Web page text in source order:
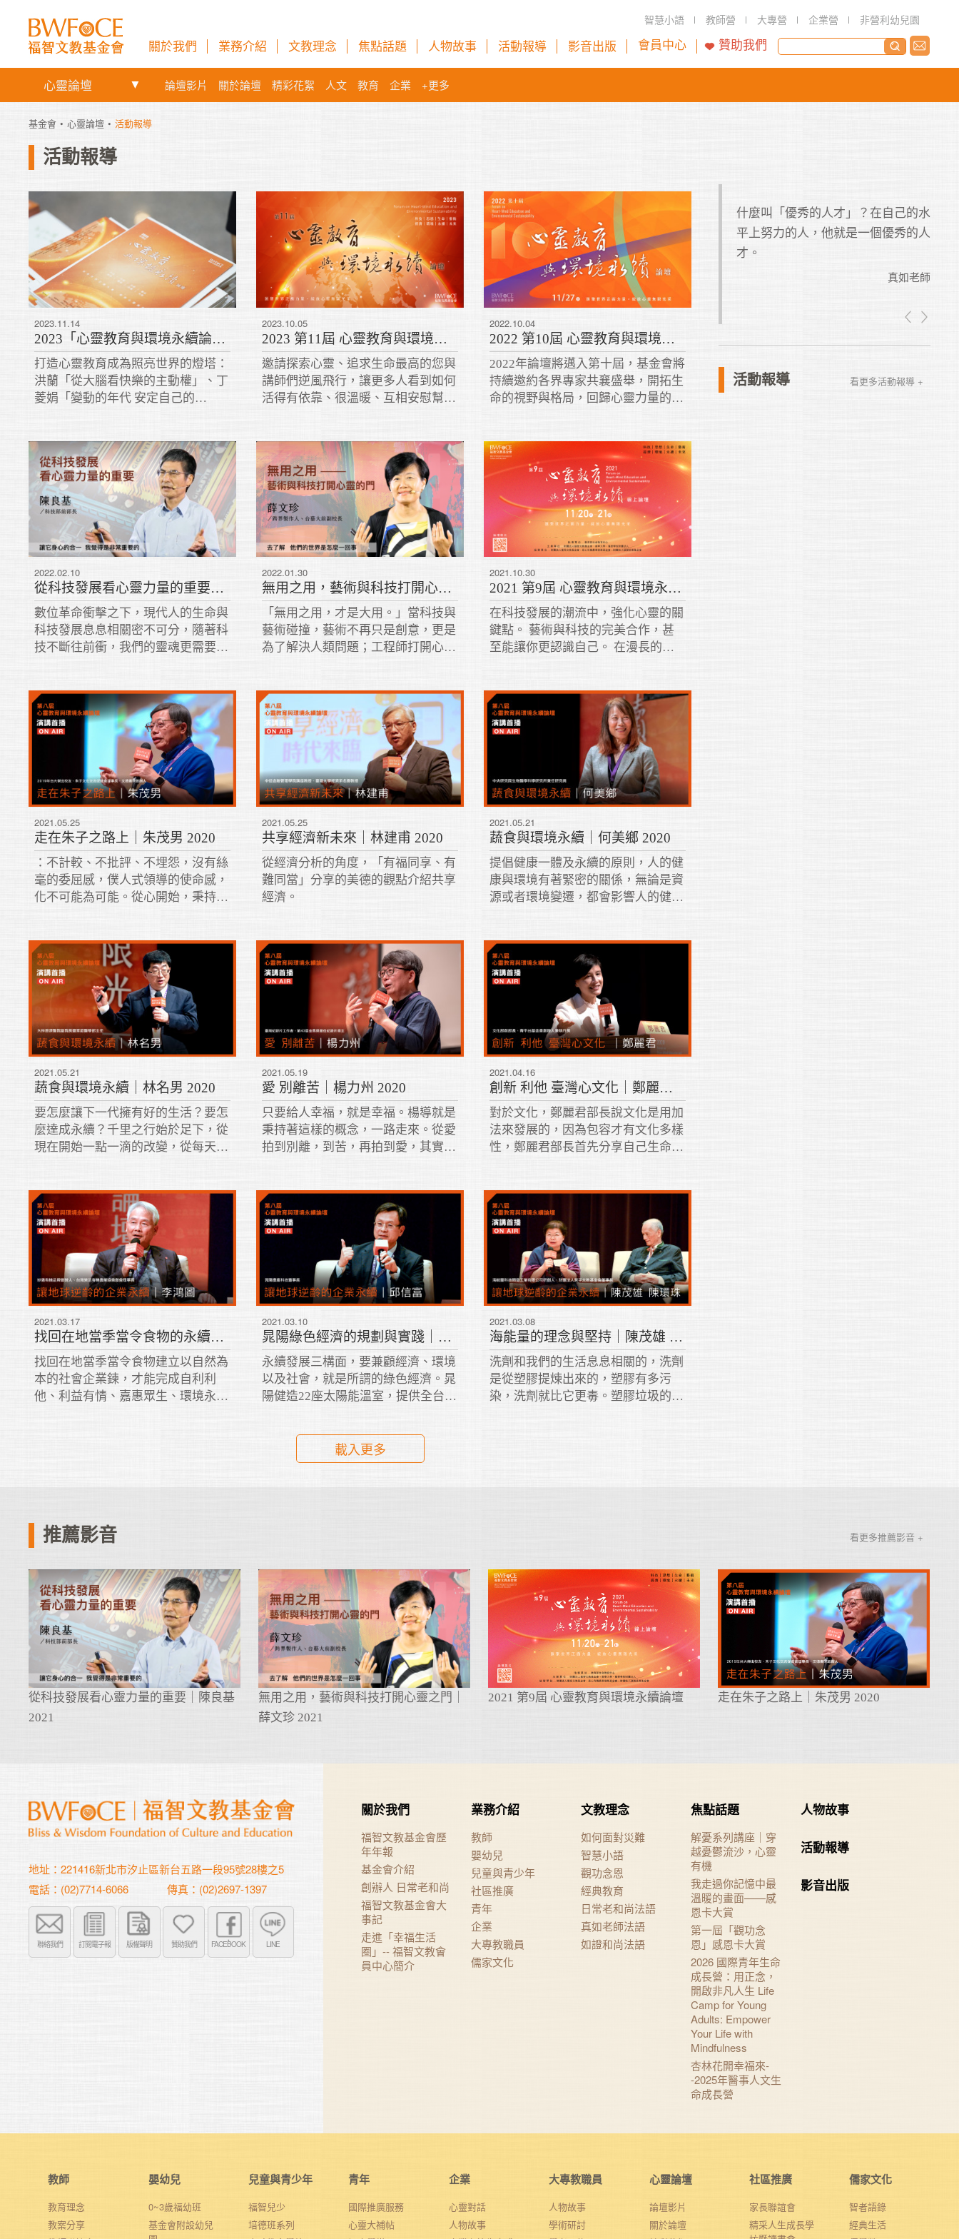
智慧小語 教師營 大專營 企業營 非營利幼兒園
關於我們 業務介紹 文教理念 焦點話題 人物故事 活動報導 影音出版 會員中心 贊助我們
心靈論壇 論壇影片 關於論壇 精彩花絮 人文 教育 企業 +更多
基金會 心靈論壇 活動報導
活動報導
2023.11.14
2023「心靈教育與環境永續論壇」 打造心靈教育成為照亮世界的燈塔
打造心靈教育成為照亮世界的燈塔：
洪蘭「從大腦看快樂的主動權」、丁
菱娟「變動的年代 安定自己的
來幸福」。
2023.10.05
2023 第11屆 心靈教育與環境永續論壇
邀請探索心靈、追求生命最高的您與
講師們逆風飛行，讓更多人看到如何
活得有依靠、很溫暖、互相安慰幫
2022.10.04
2022 第10屆 心靈教育與環境永續論壇
2022年論壇將邁入第十屆，基金會將
持續邀約各界專家共襄盛舉，開拓生
命的視野與格局，回歸心靈力量的探
2022.02.10
從科技發展看心靈力量的重要｜陳良基 2021
數位革命衝擊之下，現代人的生命與
科技發展息息相關密不可分，隨著科
技不斷往前衝，我們的靈魂更需要深
2022.01.30
無用之用，藝術與科技打開心靈之門｜薛文珍 2021
「無用之用，才是大用。」當科技與
藝術碰撞，藝術不再只是創意，更是
為了解決人類問題；工程師打開心靈
2021.10.30
2021 第9屆 心靈教育與環境永續論壇
在科技發展的潮流中，強化心靈的關
鍵點。 藝術與科技的完美合作，甚
至能讓你更認識自己。 在漫長的生
的眼光看待你每個經濟行為。
2021.05.25
走在朱子之路上｜朱茂男 2020
：不計較、不批評、不埋怨，沒有絲
毫的委屈感，僕人式領導的使命感，
化不可能為可能。從心開始，秉持利
2021.05.25
共享經濟新未來｜林建甫 2020
從經濟分析的角度，「有福同享、有
難同當」分享的美德的觀點介紹共享
經濟。
2021.05.21
蔬食與環境永續｜何美鄉 2020
提倡健康一體及永續的原則，人的健
康與環境有著緊密的關係，無論是資
源或者環境變遷，都會影響人的健
2021.05.21
蔬食與環境永續｜林名男 2020
要怎麼讓下一代擁有好的生活？要怎
麼達成永續？千里之行始於足下，從
現在開始一點一滴的改變，從每天吃
多大。
2021.05.19
愛 別離苦｜楊力州 2020
只要給人幸福，就是幸福。楊導就是
秉持著這樣的概念，一路走來。從愛
拍到別離，到苦，再拍到愛，其實就
2021.04.16
創新 利他 臺灣心文化｜鄭麗君 2020
對於文化，鄭麗君部長說文化是用加
法來發展的，因為包容才有文化多樣
性，鄭麗君部長首先分享自己生命經
2021.03.17
找回在地當季當令食物的永續意涵｜李鴻圖 2020
找回在地當季當令食物建立以自然為
本的社會企業鍊，才能完成自利利
他、利益有情、嘉惠眾生、環境永
2021.03.10
晁陽綠色經濟的規劃與實踐｜邱信富 2020
永續發展三構面，要兼顧經濟、環境
以及社會，就是所謂的綠色經濟。晁
陽健造22座太陽能溫室，提供全台綠
2021.03.08
海能量的理念與堅持｜陳茂雄 陳環珠 2020
洗劑和我們的生活息息相關的，洗劑
是從塑膠提煉出來的，塑膠有多污
染，洗劑就比它更毒。塑膠垃圾的污
載入更多
當我們反省自心的時候，就會發現寬
恕。
什麼叫「優秀的人才」？在自己的水
平上努力的人，他就是一個優秀的人
才。
真如老師
在總
嚇一
活動報導 看更多活動報導 +
推薦影音 看更多推薦影音 +
從科技發展看心靈力量的重要｜陳良基
2021
無用之用，藝術與科技打開心靈之門｜
薛文珍 2021
2021 第9屆 心靈教育與環境永續論壇 走在朱子之路上｜朱茂男 2020
地址：221416新北市汐止區新台五路一段95號28樓之5
電話：(02)7714-6066
傳真：(02)2697-1397
聯絡我們 訂閱電子報 版權聲明 贊助我們 FACEBOOK LINE
關於我們
福智文教基金會歷
年年報
基金會介紹
創辦人 日常老和尚
福智文教基金會大
事記
走進「幸福生活
圈」-- 福智文教會
員中心簡介
業務介紹
教師
嬰幼兒
兒童與青少年
社區推廣
青年
企業
大專教職員
儒家文化
文教理念
如何面對災難
智慧小語
觀功念恩
經典教育
日常老和尚法語
真如老師法語
如證和尚法語
焦點話題
解憂系列講座｜穿
越憂鬱流沙，心靈
有機
我走過你記憶中最
溫暖的畫面——感
恩卡大賞
第一屆「觀功念
恩」感恩卡大賞
2026 國際青年生命
成長營：用正念，
開啟非凡人生 Life
Camp for Young
Adults: Empower
Your Life with
Mindfulness
杏林花開幸福來-
-2025年醫事人文生
命成長營
人物故事
活動報導
影音出版
教師
教育理念
教案分享
嬰幼兒
0~3歲福幼班
基金會附設幼兒
兒童與青少年
福智兒少
培德班系列
青年
國際推廣服務
心靈大補帖
企業
心靈對話
人物故事
大專教職員
人物故事
學術研討
心靈論壇
論壇影片
關於論壇
社區推廣
家長聯誼會
精采人生成長學
儒家文化
智者語錄
經典生活